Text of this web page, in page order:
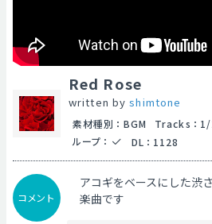
Red Rose
written byshimtone
素材種別 ： BGM Tracks ： 1/
ループ ： DL ： 1128
コメント
アコギをベースにした渋
楽曲です